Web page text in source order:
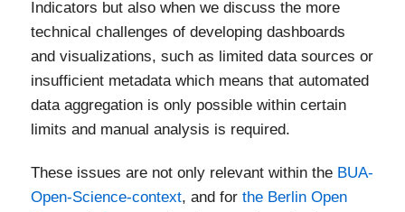
Indicators but also when we discuss the more
technical challenges of developing dashboards
and visualizations, such as limited data sources or
insufficient metadata which means that automated
data aggregation is only possible within certain
limits and manual analysis is required.
These issues are not only relevant within the BUA-
Open-Science-context, and forthe Berlin Open